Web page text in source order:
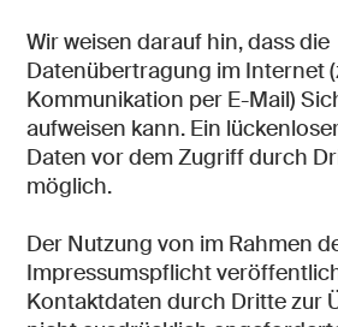
Wir weisen darauf hin, dass die
Datenübertragung im Internet
Kommunikation per E-Mail)
aufweisen kann. Ein
Daten vor dem Zugriff durch
möglich.
Der Nutzung von im Rahmen
Impressumspflicht
Kontaktdaten durch Dritte zur